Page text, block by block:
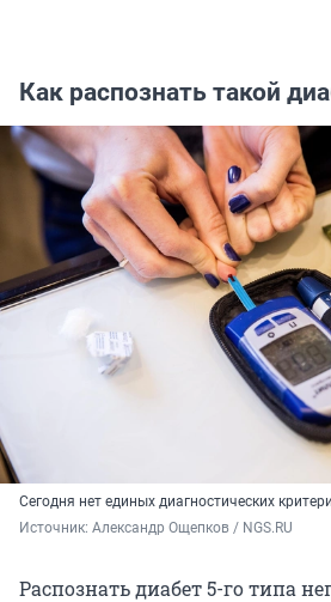
Как распознать такой
Сегодня нет единых диагностических
Источник: Александр Ощепков / NGS.RU
Распознать диабет 5-го типа